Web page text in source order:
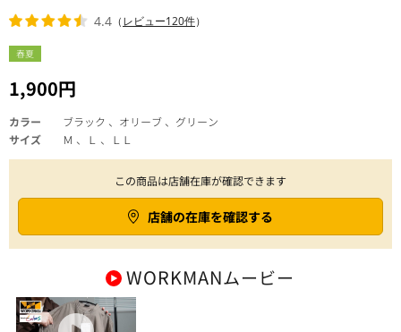
春夏
1,900円
4.4 （レビュー120件）
カラー
ブラック 、オリーブ 、グリーン
サイズ
Ｍ 、Ｌ 、ＬＬ
この商品は店舗在庫が確認できます
店舗の在庫を確認する
WORKMANムービー